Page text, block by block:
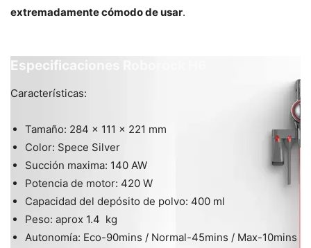
extremadamente cómodo de usar.
Especificaciones Roborock H6
Características:
Tamaño: 284 x 111 x 221 mm
Color: Spece Silver
Succión maxima: 140 AW
Potencia de motor: 420 W
Capacidad del depósito de polvo: 400 ml
Peso: aprox 1.4 kg
Autonomía: Eco-90mins / Normal-45mins / Max-10mins